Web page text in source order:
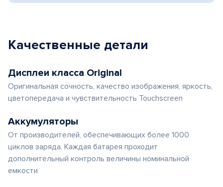
Качественные детали
Дисплеи класса Original
Оригинальная сочность, качество изображения, яркость,
цветопередача и чувствительность Touchscreen
Аккумуляторы
От производителей, обеспечивающих более 1000
циклов заряда. Каждая батарея проходит
дополнительный контроль величины номинальной
емкости